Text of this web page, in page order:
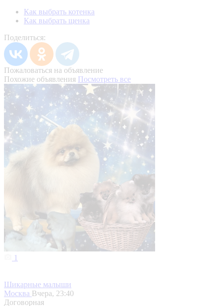
Как выбрать котенка
Как выбрать щенка
Поделиться:
Пожаловаться на объявление
Похожие объявления Посмотреть все
1
Шикарные малыши
Москва Вчера, 23:40
Договорная